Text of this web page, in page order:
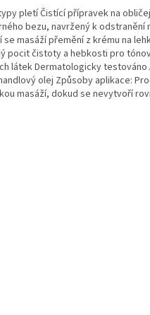
pletí Čistící přípravek na
bezu, navržený k
masáží přemění z krému na
pocit čistoty a hebkosti pro
látek Dermatologicky
olej Způsoby aplikace:
masáží, dokud se nevytvoří